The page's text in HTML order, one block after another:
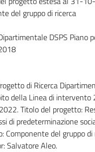
del gruppo di ricerca
DSPS Piano
di Ricerca
della Linea di intervento
Titolo del progetto:
di predeterminazione
Componente del gruppo di
Salvatore Aleo.